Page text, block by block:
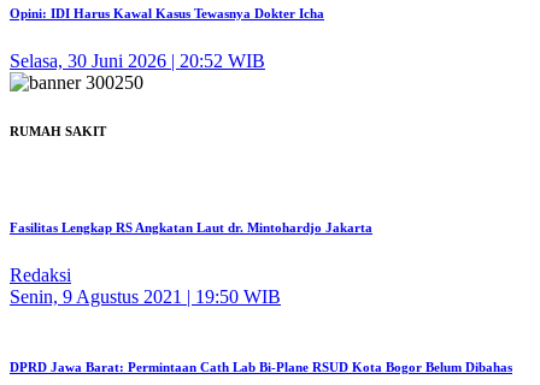
Opini: IDI Harus Kawal Kasus Tewasnya Dokter Icha
Selasa, 30 Juni 2026 | 20:52 WIB
RUMAH SAKIT
Fasilitas Lengkap RS Angkatan Laut dr. Mintohardjo Jakarta
Redaksi
Senin, 9 Agustus 2021 | 19:50 WIB
DPRD Jawa Barat: Permintaan Cath Lab Bi-Plane RSUD Kota Bogor Belum Dibahas